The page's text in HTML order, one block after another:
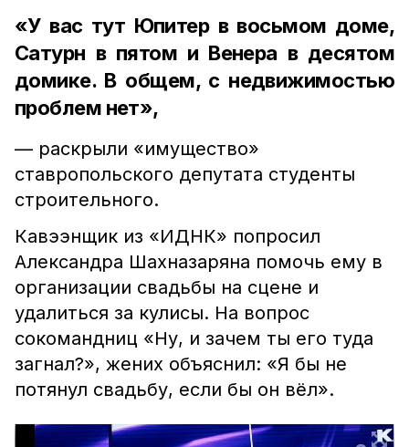
«У вас тут Юпитер в восьмом доме,
Сатурн в пятом и Венера в десятом
домике. В общем, с недвижимостью
проблем нет»,
— раскрыли «имущество»
ставропольского депутата студенты
строительного.
Кавээнщик из «ИДНК» попросил
Александра Шахназаряна помочь ему в
организации свадьбы на сцене и
удалиться за кулисы. На вопрос
сокомандниц «Ну, и зачем ты его туда
загнал?», жених объяснил: «Я бы не
потянул свадьбу, если бы он вёл».